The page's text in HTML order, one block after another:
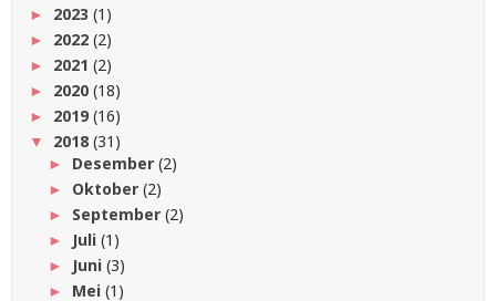
► 2023 (1)
► 2022 (2)
► 2021 (2)
► 2020 (18)
► 2019(16)
▼ 2018 (31)
► Desember (2)
► Oktober (2)
► September (2)
► Juli (1)
► Juni (3)
► Mei (1)